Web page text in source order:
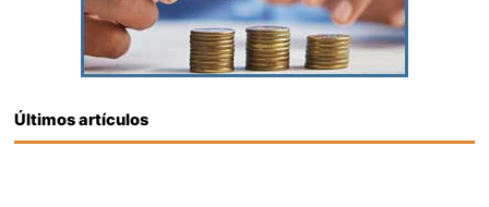
Últimos artículos